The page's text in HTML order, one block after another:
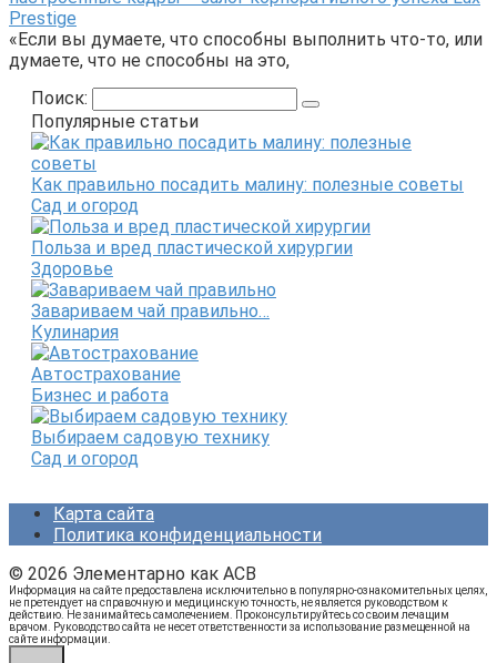
Prestige
«Если вы думаете, что способны выполнить что-то, или
думаете, что не способны на это,
Поиск:
Популярные статьи
Как правильно посадить малину: полезные советы
Сад и огород
Польза и вред пластической хирургии
Здоровье
Завариваем чай правильно…
Кулинария
Автострахование
Бизнес и работа
Выбираем садовую технику
Сад и огород
Карта сайта
Политика конфиденциальности
© 2026 Элементарно как ACB
Информация на сайте предоставлена исключительно в популярно-ознакомительных целях,
не претендует на справочную и медицинскую точность, не является руководством к
действию. Не занимайтесь самолечением. Проконсультируйтесь со своим лечащим
врачом. Руководство сайта не несет ответственности за использование размещенной на
сайте информации.